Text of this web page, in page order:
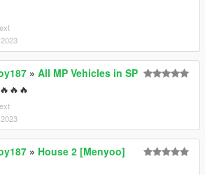
» All MP Vehicles in SP
» House 2 [Menyoo]